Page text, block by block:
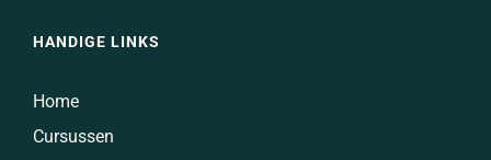
HANDIGE LINKS
Home
Cursussen